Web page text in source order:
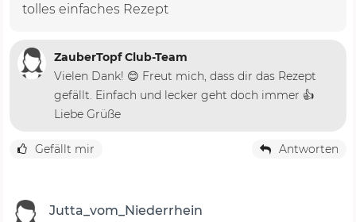
tolles einfaches Rezept
ZauberTopf Club-Team
Vielen Dank! 😊 Freut mich, dass dir das Rezept
gefällt. Einfach und lecker geht doch immer 👍
Liebe Grüße
Gefällt mir Antworten
Jutta_vom_Niederrhein